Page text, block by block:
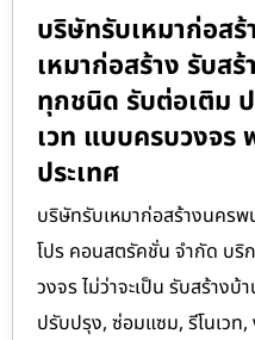
บริษัทรับเหมาก่อส
เหมาก่อสร้าง รับส
ทุกชนิด รับต่อเติม
เวท แบบครบวงจร
ประเทศ
บริษัทรับเหมาก่อสร้างนครพ
โปร คอนสตรัคชั่น จำกัด บริ
วงจร ไม่ว่าจะเป็น รับสร้าง
ปรับปรุง, ซ่อมแซม, รีโนเว